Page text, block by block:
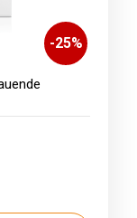
-25%